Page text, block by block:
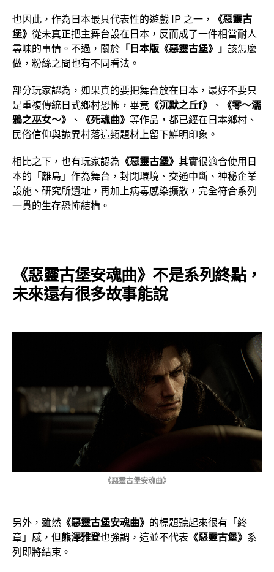
也因此，作為日本最具代表性的遊戲 IP 之一，
《惡靈古
堡》 從未真正把主舞台設在日本，反而成了一件相當耐人
尋味的事情。不過，關於 「日本版《惡靈古堡》」 該怎麼
做，粉絲之間也有不同看法。
部分玩家認為，如果真的要把舞台放在日本，最好不要只
是重複傳統日式鄉村恐怖，畢竟 《沉默之丘f》 、
《零～濡
鴉之巫女～》
、 《死魂曲》 等作品，都已經在日本鄉村、
民俗信仰與詭異村落這類題材上留下鮮明印象。
相比之下，也有玩家認為 《惡靈古堡》 其實很適合使用日
本的「離島」作為舞台，封閉環境、交通中斷、神秘企業
設施、研究所遺址，再加上病毒感染擴散，完全符合系列
一貫的生存恐怖結構。
《惡靈古堡安魂曲》 不是系列終點，
未來還有很多故事能說
《惡靈古堡安魂曲》
另外，雖然 《惡靈古堡安魂曲》 的標題聽起來很有「終
章」感，但熊澤雅登也強調，這並不代表 《惡靈古堡》 系
列即將結束。